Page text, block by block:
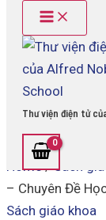
content
Main
Menu
Thư viện điện tử
Home/Sách
– Chuyên Đề
Sách giáo khoa
Cuộc
Chuyên
Tập
Vật
Lí